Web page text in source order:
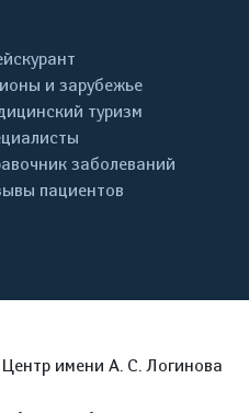
и зарубежье
туризм
заболеваний
пациентов
имени А. С. Логинова